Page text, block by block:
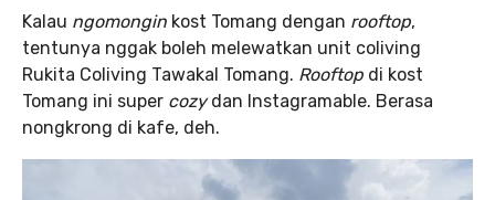
Kalau ngomongin kost Tomang dengan rooftop,
tentunya nggak boleh melewatkan unit coliving
Rukita Coliving Tawakal Tomang. Rooftop di kost
Tomang ini super cozydan Instagramable. Berasa
nongkrong di kafe, deh.